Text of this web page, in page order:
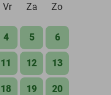
Vr Za Zo
4 5 6
11 12 13
18 19 20